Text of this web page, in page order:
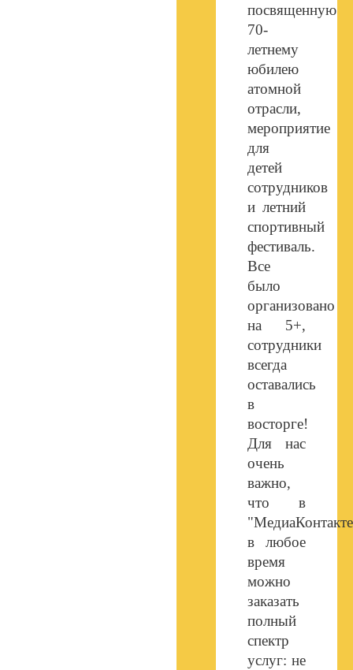
посвященную
70-
летнему
юбилею
атомной
отрасли,
мероприятие
для
детей
сотрудников
и летний
спортивный
фестиваль.
Все
было
организовано
на 5+,
сотрудники
всегда
оставались
в
восторге!
Для нас
очень
важно,
что в
в любое
время
можно
заказать
полный
спектр
услуг: не